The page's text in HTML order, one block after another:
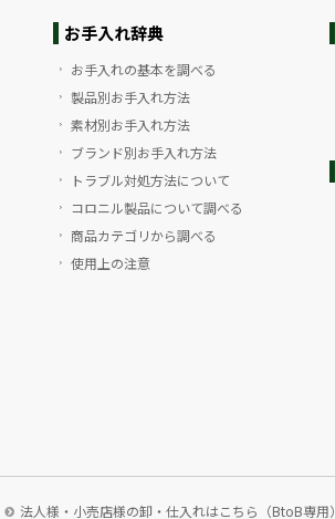
お手入れ辞典
お手入れの基本を調べる
製品別お手入れ方法
素材別お手入れ方法
ブランド別お手入れ方法
トラブル対処方法について
コロニル製品について調べる
商品カテゴリから調べる
使用上の注意
法人様・小売店様の卸・仕入れはこちら（BtoB専用）